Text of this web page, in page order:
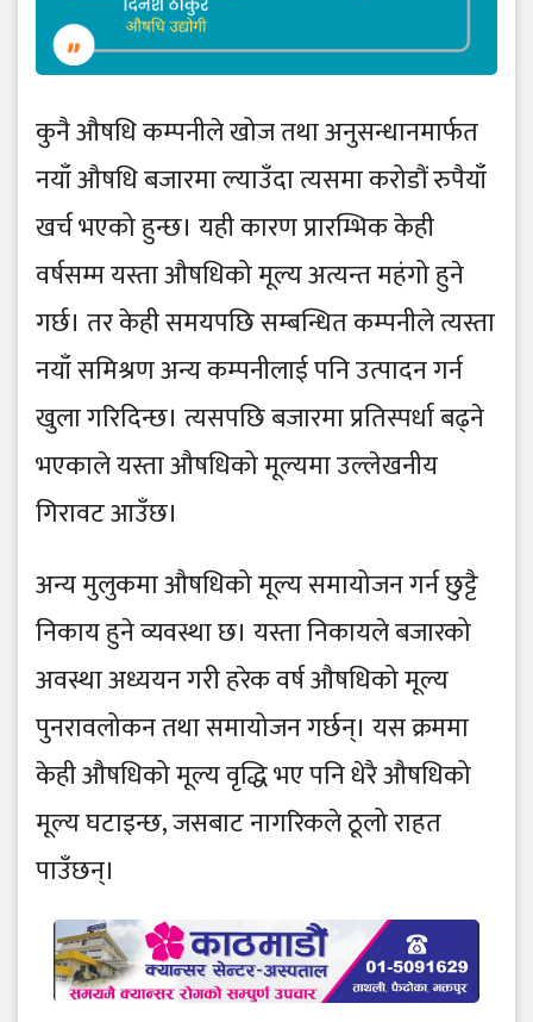
कुनै औषधि कम्पनीले खोज तथा अनुसन्धानमार्फत
नयाँ औषधि बजारमा ल्याउँदा त्यसमा करोडौं रुपैयाँ
खर्च भएको हुन्छ। यही कारण प्रारम्भिक केही
वर्षसम्म यस्ता औषधिको मूल्य अत्यन्त महंगो हुने
गर्छ। तर केही समयपछि सम्बन्धित कम्पनीले त्यस्ता
नयाँ समिश्रण अन्य कम्पनीलाई पनि उत्पादन गर्न
खुला गरिदिन्छ। त्यसपछि बजारमा प्रतिस्पर्धा बढ्ने
भएकाले यस्ता औषधिको मूल्यमा उल्लेखनीय
गिरावट आउँछ।
अन्य मुलुकमा औषधिको मूल्य समायोजन गर्न छुट्टै
निकाय हुने व्यवस्था छ। यस्ता निकायले बजारको
अवस्था अध्ययन गरी हरेक वर्ष औषधिको मूल्य
पुनरावलोकन तथा समायोजन गर्छन्। यस क्रममा
केही औषधिको मूल्य वृद्धि भए पनि धेरै औषधिको
मूल्य घटाइन्छ, जसबाट नागरिकले ठूलो राहत
पाउँछन्।